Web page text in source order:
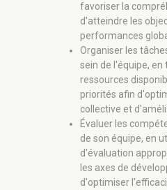
favoriser la
d'atteindre les
performances
Organiser les
sein de l'équipe,
ressources
priorités afin
collective et
Évaluer les
de son équipe, en
d'évaluation
les axes de
d'optimiser